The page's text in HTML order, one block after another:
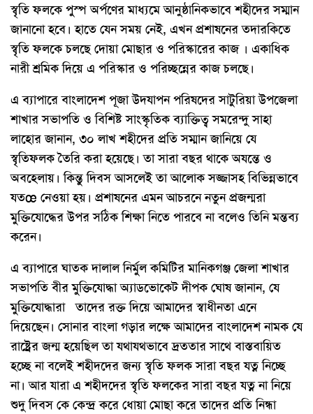
স্বৃতি ফলকে পুস্প অর্পণের মাধ্যমে আনুষ্ঠানিকভাবে শহীদের সম্মান
জানানো হবে। হাতে যেন সময় নেই, এখন প্রশাষনের তদারকিতে
স্বৃতি ফলকে চলছে দোয়া মোছার ও পরিস্কারের কাজ । একাধিক
নারী শ্রমিক দিয়ে এ পরিস্কার ও পরিচ্ছন্নের কাজ চলছে।
এ ব্যাপারে বাংলাদেশ পূজা উদযাপন পরিষদের সাটুরিয়া উপজেলা
শাখার সভাপতি ও বিশিষ্ট সাংস্কৃতিক ব্যাক্তিত্ব সমরেন্দু সাহা
লাহোর জানান, ৩০ লাখ শহীদের প্রতি সম্মান জানিয়ে যে
স্বৃতিফলক তৈরি করা হয়েছে। তা সারা বছর থাকে অযন্তে ও
অবহেলায়। কিন্তু দিবস আসলেই তা আলোক সজ্জাসহ বিভিন্নভাবে
যতœ নেওয়া হয়। প্রশাষনের এমন আচরনে নতুন প্রজন্মরা
মুক্তিযোদ্ধের উপর সঠিক শিক্ষা নিতে পারবে না বলেও তিনি মন্তব্য
করেন।
এ ব্যাপারে ঘাতক দালাল নির্মুল কমিটির মানিকগঞ্জ জেলা শাখার
সভাপতি বীর মুক্তিযোদ্ধা অ্যাডভোকেট দীপক ঘোষ জানান, যে
মুক্তিযোদ্ধারা তাদের রক্ত দিয়ে আমাদের স্বাধীনতা এনে
দিয়েছেন। সোনার বাংলা গড়ার লক্ষে আমাদের বাংলাদেশ নামক যে
রাষ্ট্রের জন্ম হয়েছিল তা যথাযথভাবে দ্রততার সাথে বাস্তবায়িত
হচ্ছে না বলেই শহীদদের জন্য স্বৃতি ফলক সারা বছর যত্ন নিচ্ছে
না। আর যারা এ শহীদদের স্বৃতি ফলকের সারা বছর যত্ন না নিয়ে
শুদু দিবস কে কেন্দ্র করে ধোয়া মোছা করে তাদের প্রতি নিন্ধা